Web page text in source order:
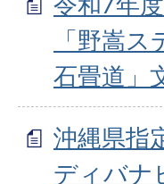
「野嵩
石畳道」
沖縄県指
ディバナ